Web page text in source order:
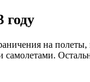
году
на